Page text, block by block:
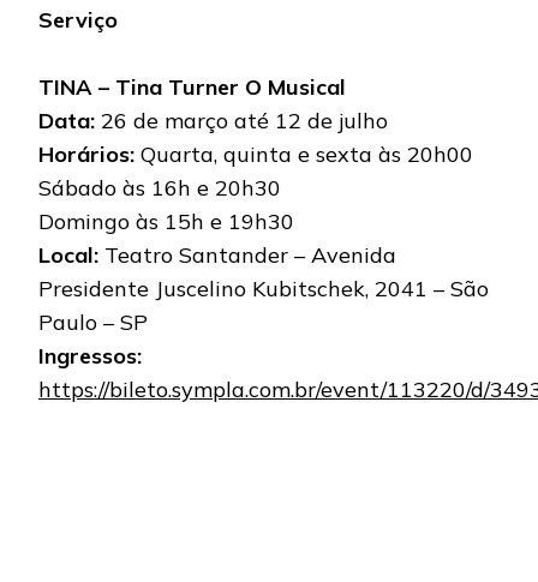
Serviço
TINA – Tina Turner O Musical
Data: 26 de março até 12 de julho
Horários: Quarta, quinta e sexta às 20h00
Sábado às 16h e 20h30
Domingo às 15h e 19h30
Local: Teatro Santander – Avenida
Presidente Juscelino Kubitschek, 2041 – São
Paulo – SP
Ingressos:
https://bileto.sympla.com.br/event/113220/d/